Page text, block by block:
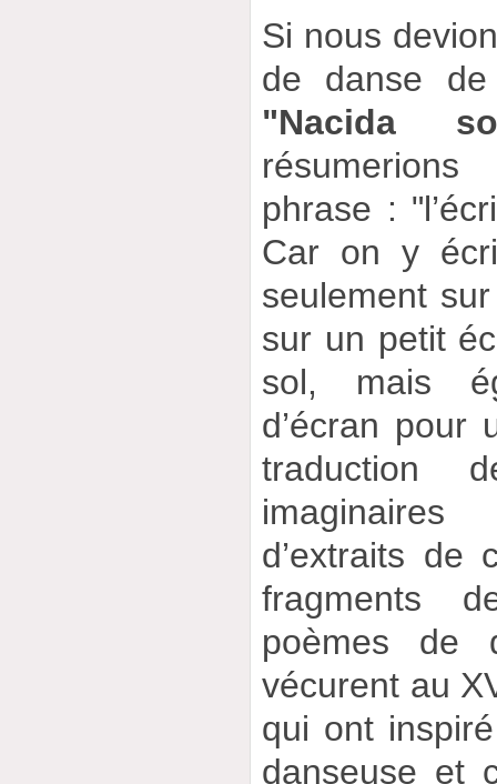
Si nous
de danse
"Nacida
phrase :
Car on y
seulement
sur un petit
sol, mais
d’écran pour
traduction
d’extraits de
fragments
poèmes de
vécurent au
qui ont
danseuse et